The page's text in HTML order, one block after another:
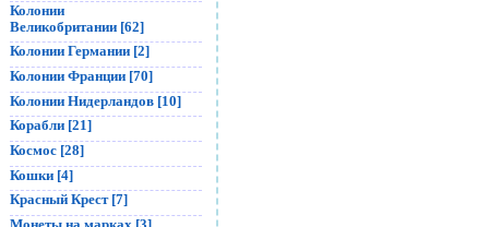
Колонии
Великобритании [62]
Колонии Германии [2]
Колонии Франции [70]
Колонии Нидерландов [10]
Корабли [21]
Космос [28]
Кошки [4]
Красный Крест [7]